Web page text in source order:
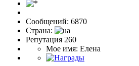
Сообщений: 6870
Страна:
Репутация 260
Мое имя: Елена